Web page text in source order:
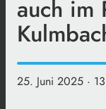
auch im
25. Juni 2025 ·